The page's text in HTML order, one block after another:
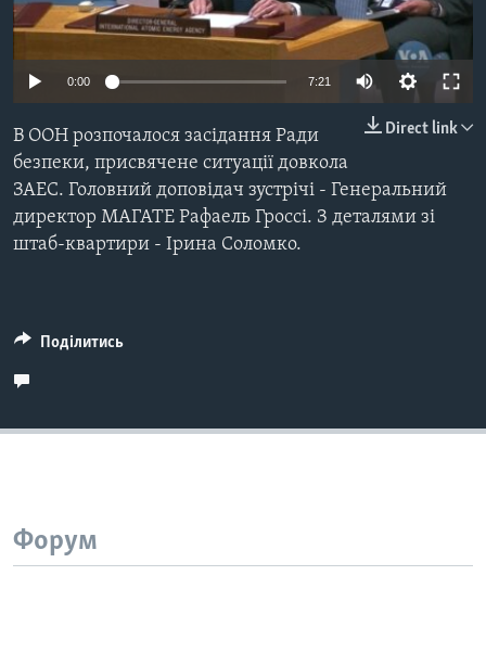
СУСПІЛЬСТВО
ЕКОНОМІКА
ТЕЛЕПРОГРАМИ
ЧАС-TIME
СТУДІЯ ВАШИНГТОН
ВІКНО В АМЕРИКУ
ПРАЙМ-ТАЙМ
ENGLISH
Learning English
МИ В СОЦМЕРЕЖАХ
0:00 7:21
Direct link
В ООН розпочалося засідання Ради
безпеки, присвячене ситуації довкола
ЗАЕС. Головний доповідач зустрічі - Генеральний
директор МАГАТЕ Рафаель Гроссі. З деталями зі
штаб-квартири - Ірина Соломко.
Поділитись
Форум